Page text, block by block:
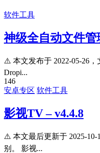
软件工具
神级全自动文件
⚠️ 本文发布于 2022-05-26，
Dropi...
146
安卓专区 软件工具
影视TV – v4.4.8
⚠️ 本文最后更新于 2025-
别。 影视...